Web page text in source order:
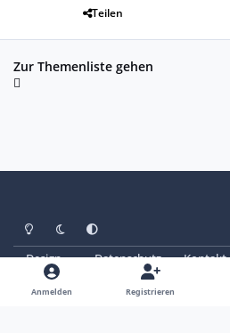
Teilen
Zur Themenliste gehen
Heller ModusDunkler Modus
Systemeinstellung
Design Datenschutz Kontakt
© Copyright 2025 - SAABoteure e. V.
Anmelden Registrieren